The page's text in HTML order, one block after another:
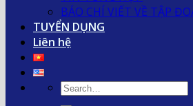
BÁO CHÍ VIẾT VỀ TẬP
TUYỂN DỤNG
Liên hệ